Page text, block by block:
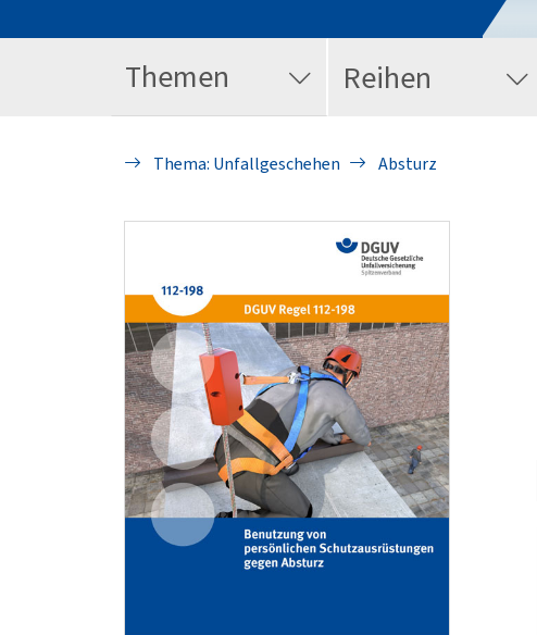
Themen Reihen
Thema: Unfallgeschehen Absturz